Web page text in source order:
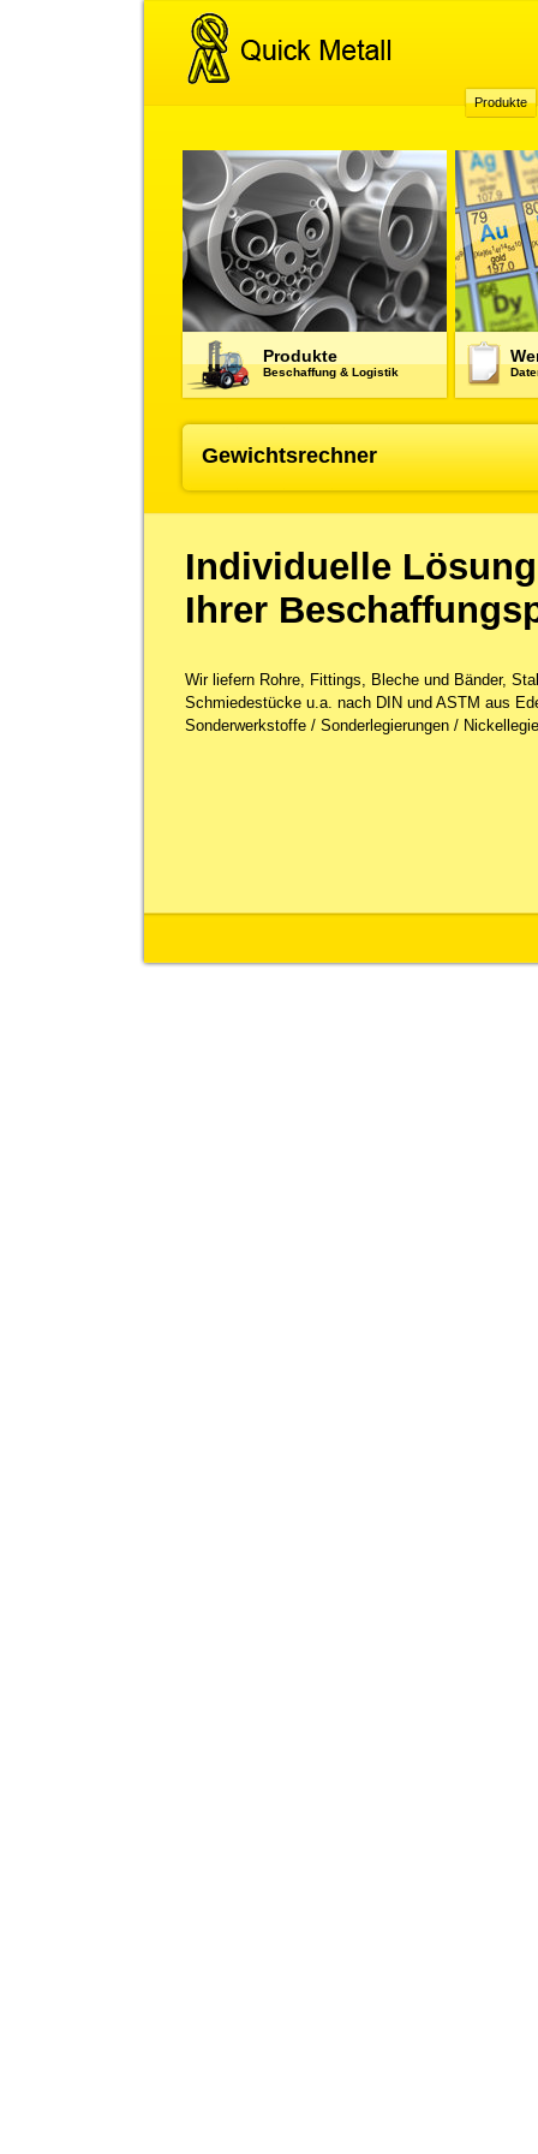
Produkte
Beschaffung & Logistik
Gewichtsrechner
Produkte
Individuelle Lösung
Ihrer
Wir liefern Rohre, Fittings, Bleche und Bänder,
Schmiedestücke u.a. nach DIN und ASTM aus
Sonderwerkstoffe / Sonderlegierungen /